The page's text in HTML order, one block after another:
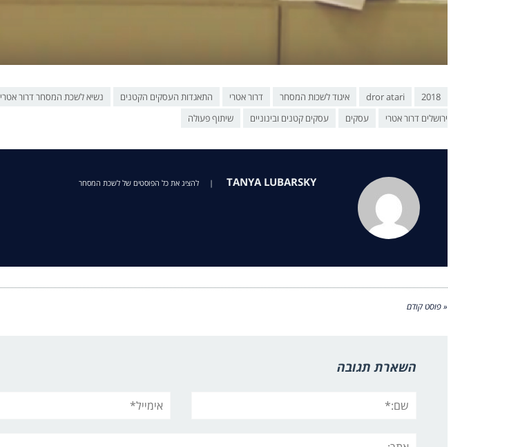
2018
dror atari איגוד לשכות המסחר דרור אטרי התאגדות העסקים הקטנים נשיא לשכת המסחר דרור אטרי
ירושלים דרור אטרי
עסקים עסקים קטנים ובינוניים שיתוף פעולה
TANYA LUBARSKY
| להציג את כל הפוסטים של לשכת המסחר
« פוסט קודם
השארת תגובה